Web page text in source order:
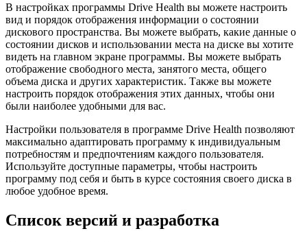
В настройках программы Drive Health вы можете настроить
вид и порядок отображения информации о состоянии
дискового пространства. Вы можете выбрать, какие данные о
состоянии дисков и использовании места на диске вы хотите
видеть на главном экране программы. Вы можете выбрать
отображение свободного места, занятого места, общего
объема диска и других характеристик. Также вы можете
настроить порядок отображения этих данных, чтобы они
были наиболее удобными для вас.
Настройки пользователя в программе Drive Health позволяют
максимально адаптировать программу к индивидуальным
потребностям и предпочтениям каждого пользователя.
Используйте доступные параметры, чтобы настроить
программу под себя и быть в курсе состояния своего диска в
любое удобное время.
Список версий и разработка